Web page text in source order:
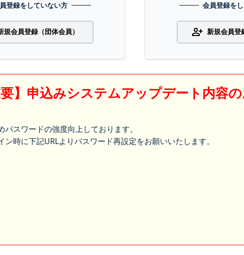
登録をしていない方
規会員登録（団体会員）
会員登録を
person_add 新規会員登
要】申込みシステムアップデート内容
スワードの強度向上しております。
時に下記URLよりパスワード再設定をお願いいたします。